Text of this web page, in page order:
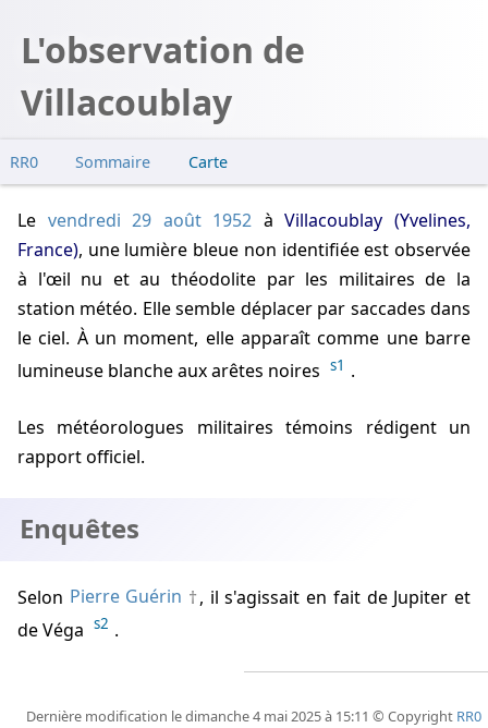
L'observation de
Villacoublay
RR0 Sommaire
Enquêtes
Carte
Le vendredi 29 août 1952 àVillacoublay (Yvelines,
France), une lumière bleue non identifiée est observée
à l'œil nu et au théodolite par les militaires de la
station météo. Elle semble déplacer par saccades dans
le ciel. À un moment, elle apparaît comme une barre
lumineuse blanche aux arêtes noires s1 .
Les météorologues militaires témoins rédigent un
rapport officiel.
Enquêtes
Selon Pierre Guérin
, il s'agissait en fait de Jupiter et
de Véga s2 .
Dernière modification le dimanche 4 mai 2025 à 15:11 © Copyright RR0